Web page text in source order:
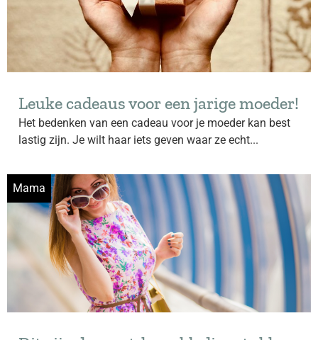
Leuke cadeaus voor een jarige moeder!
Het bedenken van een cadeau voor je moeder kan best
lastig zijn. Je wilt haar iets geven waar ze echt...
Mama